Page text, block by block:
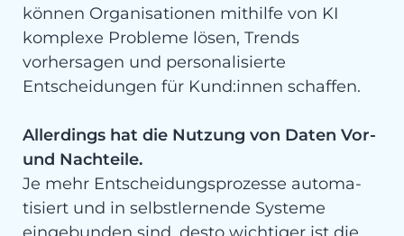
können Organisationen mithilfe von KI
komplexe Probleme lösen, Trends
vorhersagen und personalisierte
Entscheidungen für Kund:in­nen schaffen.
Allerdings hat die Nutzung von Daten Vor-
und Nachteile.
Je mehr Entscheidungsprozesse automa­
tisiert und in selbstlernende Systeme